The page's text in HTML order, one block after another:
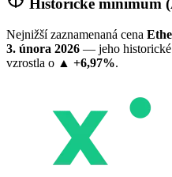
Historické minimum
Nejnižší zaznamenaná cena
3. února 2026 — jeho historické
vzrostla o ▲ +6,97%.